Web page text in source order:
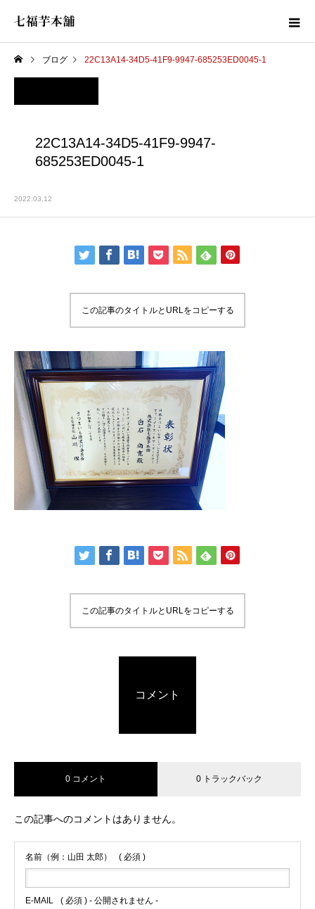
ブログ 22C13A14-34D5-41F9-9947-685253ED0045-1
22C13A14-34D5-41F9-9947-
685253ED0045-1
2022.03.12
この記事のタイトルとURLをコピーする
この記事のタイトルとURLをコピーする
コメント
0 コメント 0 トラックバック
この記事へのコメントはありません。
名前（例：山田 太郎） ( 必須 )
E-MAIL ( 必須 ) - 公開されません -